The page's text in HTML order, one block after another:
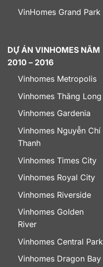
VinHomes Grand Park
DỰ ÁN VINHOMES NĂM
2010 – 2016
Vinhomes Metropolis
Vinhomes Thăng Long
Vinhomes Gardenia
Vinhomes Nguyễn Chí
Thanh
Vinhomes Times City
Vinhomes Royal City
Vinhomes Riverside
Vinhomes Golden
River
Vinhomes Central Park
Vinhomes Dragon Bay